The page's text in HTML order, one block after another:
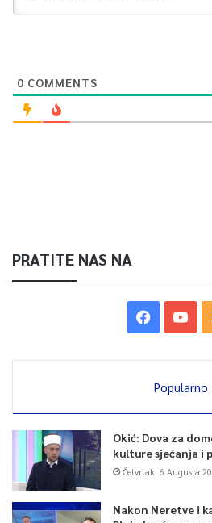
0 COMMENTS
PRATITE NAS NA
Popularno
Okić: Dova za
kulture sjećanja i
Četvrtak, 6 Augusta
Nakon Neretve i